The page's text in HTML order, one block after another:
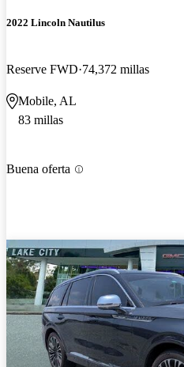
2022 Lincoln Nautilus
Reserve FWD 74,372 millas
Mobile, AL
83 millas
Buena oferta